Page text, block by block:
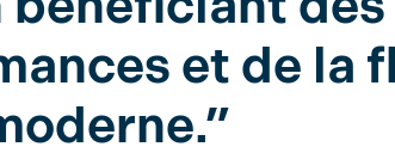
et de la